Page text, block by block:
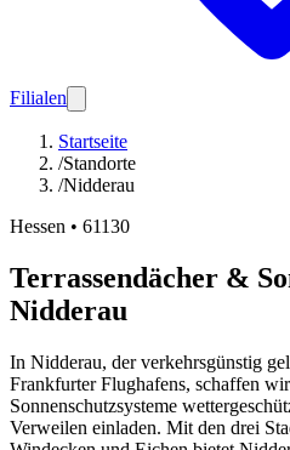
Filialen
Startseite
/Standorte
/Nidderau
Hessen • 61130
Terrassendächer &
Nidderau
In Nidderau, der verkehrsgünstig
Frankfurter Flughafens, schaffen
Sonnenschutzsysteme
Verweilen einladen. Mit den drei